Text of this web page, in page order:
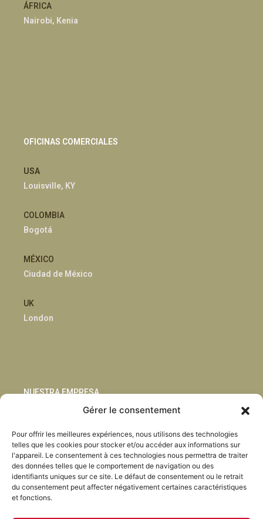
Gérer le consentement
Pour offrir les meilleures expériences, nous utilisons des technologies
telles que les cookies pour stocker et/ou accéder aux informations sur
l'appareil. Le consentement à ces technologies nous permettra de traiter
des données telles que le comportement de navigation ou des
identifiants uniques sur ce site. Le défaut de consentement ou le retrait
du consentement peut affecter négativement certaines caractéristiques
et fonctions.
ÁFRICA
Nairobi, Kenia
OFICINAS COMERCIALES
USA
Louisville, KY
COLOMBIA
Bogotá
MÉXICO
Ciudad de México
UK
London
NUESTRA EMPRESA
Innovación
Blog
Habla con nosotros